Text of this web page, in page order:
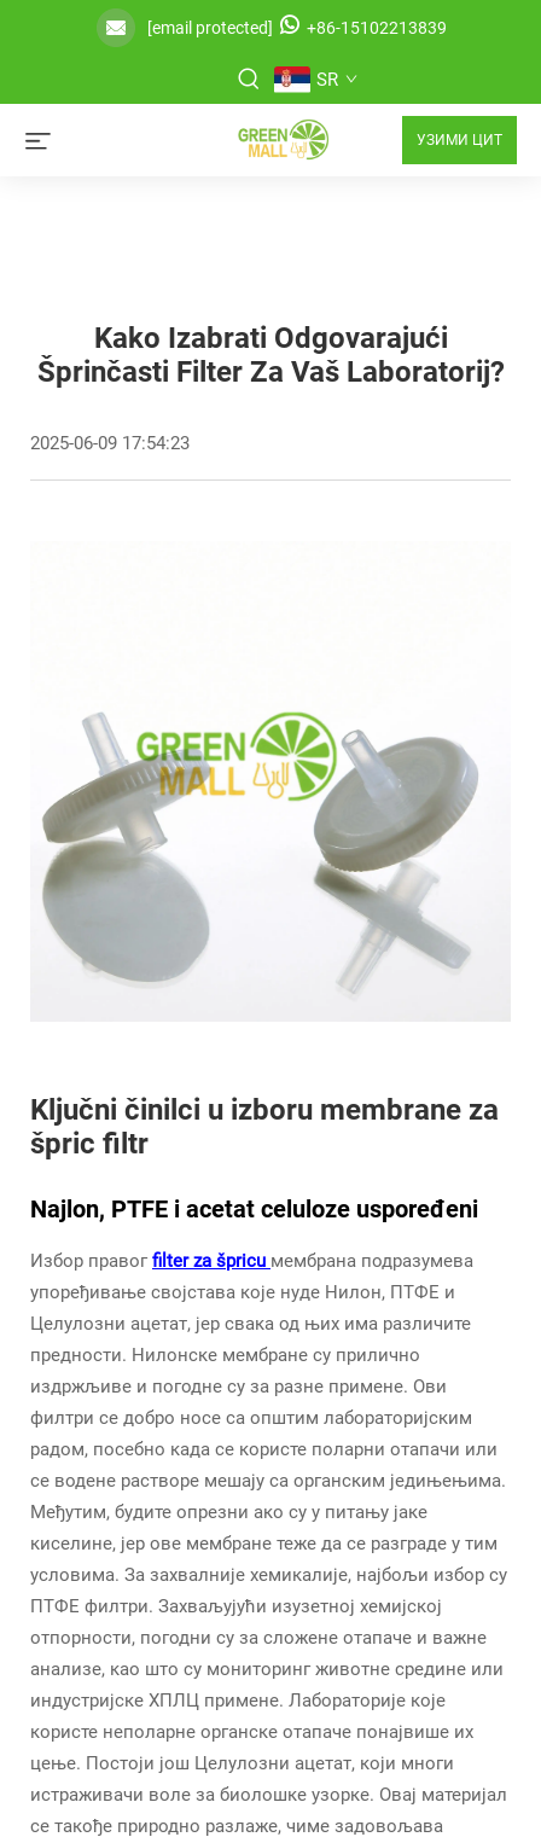
[email protected] +86-15102213839
SR
УЗИМИ ЦИТ
Kako Izabrati Odgovarajući
Šprinčasti Filter Za Vaš Laboratorij?
2025-06-09 17:54:23
Ključni činilci u izboru membrane za
špric filtr
Najlon, PTFE i acetat celuloze uspoređeni
Избор правог filter za špricu мембрана подразумева
упоређивање својстава које нуде Нилон, ПТФЕ и
Целулозни ацетат, јер свака од њих има различите
предности. Нилонске мембране су прилично
издржљиве и погодне су за разне примене. Ови
филтри се добро носе са општим лабораторијским
радом, посебно када се користе поларни отапачи или
се водене растворе мешају са органским једињењима.
Међутим, будите опрезни ако су у питању јаке
киселине, јер ове мембране теже да се разграде у тим
условима. За захвалније хемикалије, најбољи избор су
ПТФЕ филтри. Захваљујући изузетној хемијској
отпорности, погодни су за сложене отапаче и важне
анализе, као што су мониторинг животне средине или
индустријске ХПЛЦ примене. Лабораторије које
користе неполарне органске отапаче понајвише их
цење. Постоји још Целулозни ацетат, који многи
истраживачи воле за биолошке узорке. Овај материјал
се такође природно разлаже, чиме задовољава